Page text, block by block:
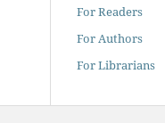
For Readers
For Authors
For Librarians